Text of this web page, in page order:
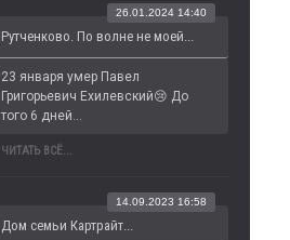
Рутченково. По волне не моей...
26.01.2024 14:40
23 января умер Павел
Григорьевич Ехилевский😢 До
того 6 дней...
ЧИТАТЬ ВСЁ...
Дом семьи Картрайт...
14.09.2023 16:58